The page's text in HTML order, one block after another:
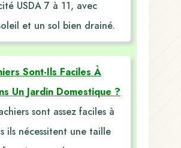
USDA 7 à 11, avec
et un sol bien drainé.
Sont-Ils Faciles À
Un Jardin Domestique ?
sont assez faciles à
ils nécessitent une taille